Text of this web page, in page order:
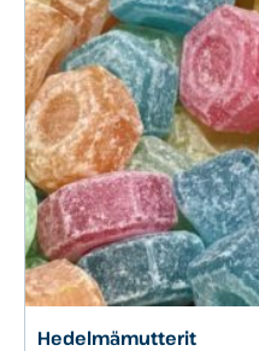
Hedelmämutterit